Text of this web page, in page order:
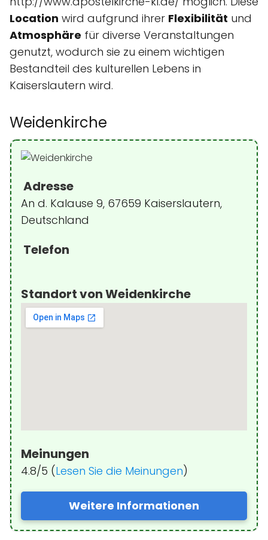
Location wird aufgrund ihrer Flexibilität und
Atmosphäre für diverse Veranstaltungen
genutzt, wodurch sie zu einem wichtigen
Bestandteil des kulturellen Lebens in
Kaiserslautern wird.
Weidenkirche
Adresse
An d. Kalause 9, 67659 Kaiserslautern,
Deutschland
Telefon
Standort von Weidenkirche
Meinungen
4.8/5 (Lesen Sie die Meinungen)
Weitere Informationen